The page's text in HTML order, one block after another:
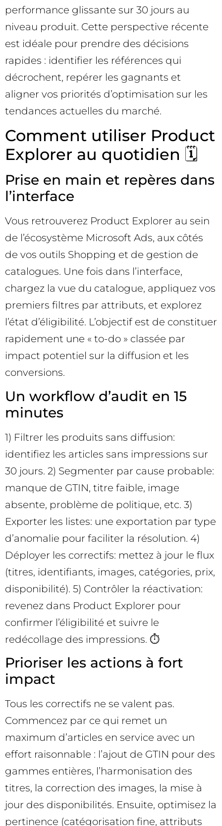
performance glissante sur 30 jours au
niveau produit. Cette perspective récente
est idéale pour prendre des décisions
rapides : identifier les références qui
décrochent, repérer les gagnants et
aligner vos priorités d’optimisation sur les
tendances actuelles du marché.
Comment utiliser Product
Explorer au quotidien 🗓️
Prise en main et repères dans
l’interface
Vous retrouverez Product Explorer au sein
de l’écosystème Microsoft Ads, aux côtés
de vos outils Shopping et de gestion de
catalogues. Une fois dans l’interface,
chargez la vue du catalogue, appliquez vos
premiers filtres par attributs, et explorez
l’état d’éligibilité. L’objectif est de constituer
rapidement une « to-do » classée par
impact potentiel sur la diffusion et les
conversions.
Un workflow d’audit en 15
minutes
1) Filtrer les produits sans diffusion:
identifiez les articles sans impressions sur
30 jours. 2) Segmenter par cause probable:
manque de GTIN, titre faible, image
absente, problème de politique, etc. 3)
Exporter les listes: une exportation par type
d’anomalie pour faciliter la résolution. 4)
Déployer les correctifs: mettez à jour le flux
(titres, identifiants, images, catégories, prix,
disponibilité). 5) Contrôler la réactivation:
revenez dans Product Explorer pour
confirmer l’éligibilité et suivre le
redécollage des impressions. ⏱️
Prioriser les actions à fort
impact
Tous les correctifs ne se valent pas.
Commencez par ce qui remet un
maximum d’articles en service avec un
effort raisonnable : l’ajout de GTIN pour des
gammes entières, l’harmonisation des
titres, la correction des images, la mise à
jour des disponibilités. Ensuite, optimisez la
pertinence (catégorisation fine, attributs